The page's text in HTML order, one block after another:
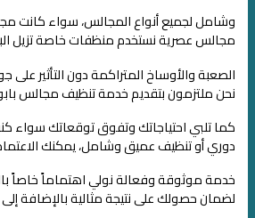
وشامل لجميع أنواع المجالس، سواء كانت
مجالس عصرية نستخدم منظفات خاصة تزيل
الصعبة والأوساخ المتراكمةدون التأثير على
نحن ملتزمون بتقديم خدمة تنظيف مجالس
كما تلبي احتياجاتك وتفوق توقعاتكسواء
دوري أو تنظيف عميق وشامل، يمكنك الاعتماد
خدمة موثوقة وفعالةنولي اهتماماً خاصاً
لضمان حصولك على نتيجة مثاليةبالإضافة